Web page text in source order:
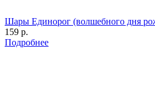
Шары Единорог (волшебного дня
159 р.
Подробнее